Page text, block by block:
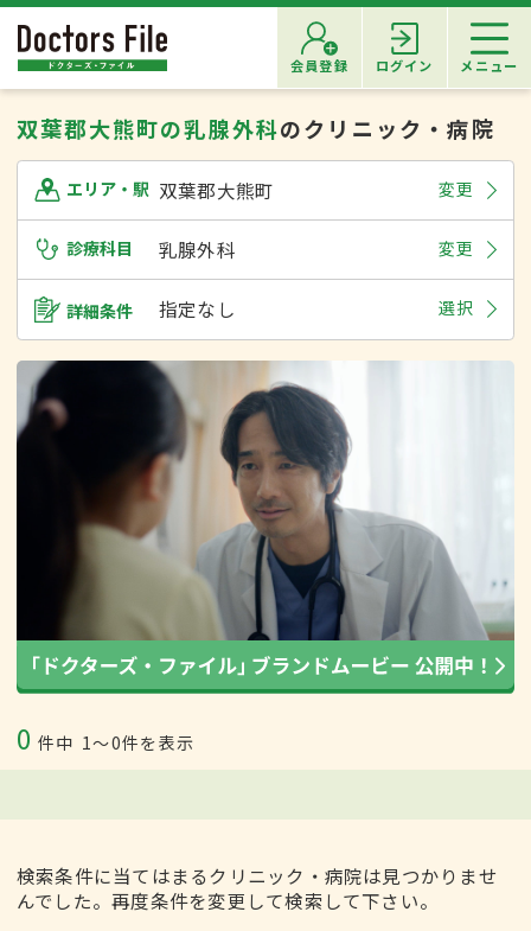
会員登録 ログイン メニュー
双葉郡大熊町の乳腺外科のクリニック・病院
エリア・駅 双葉郡大熊町 変更
診療科目 乳腺外科 変更
詳細条件 指定なし 選択
0 件中 1〜0件を表示
検索条件に当てはまるクリニック・病院は見つかりませ
んでした。再度条件を変更して検索して下さい。